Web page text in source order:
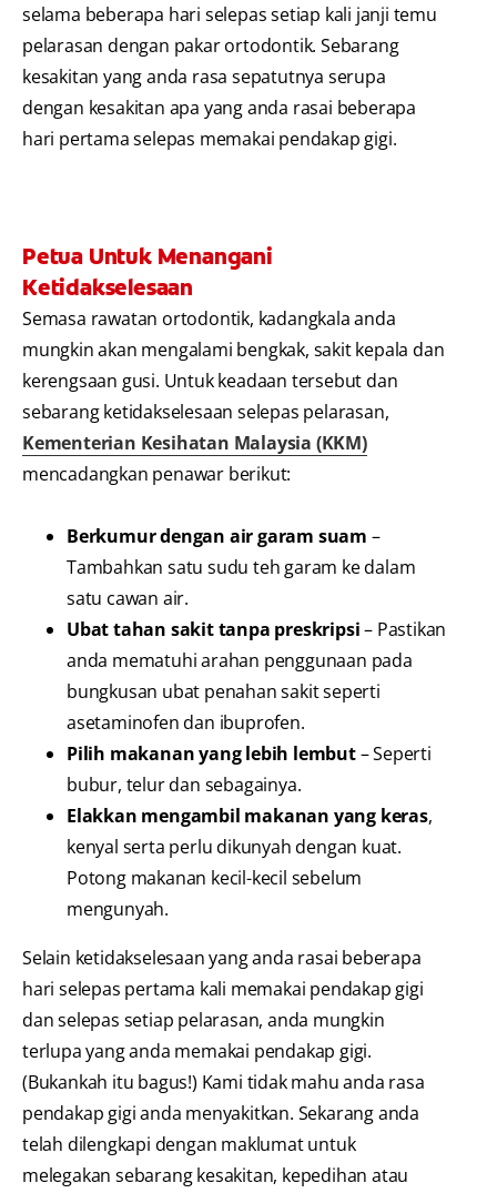
selama beberapa hari selepas setiap kali janji temu
pelarasan dengan pakar ortodontik. Sebarang
kesakitan yang anda rasa sepatutnya serupa
dengan kesakitan apa yang anda rasai beberapa
hari pertama selepas memakai pendakap gigi.
Petua Untuk Menangani
Ketidakselesaan
Semasa rawatan ortodontik, kadangkala anda
mungkin akan mengalami bengkak, sakit kepala dan
kerengsaan gusi. Untuk keadaan tersebut dan
sebarang ketidakselesaan selepas pelarasan,
Kementerian Kesihatan Malaysia (KKM)
mencadangkan penawar berikut:
Berkumur dengan air garam suam –
Tambahkan satu sudu teh garam ke dalam
satu cawan air.
Ubat tahan sakit tanpa preskripsi– Pastikan
anda mematuhi arahan penggunaan pada
bungkusan ubat penahan sakit seperti
asetaminofen dan ibuprofen.
Pilih makanan yang lebih lembut– Seperti
bubur, telur dan sebagainya.
Elakkan mengambil makanan yang keras,
kenyal serta perlu dikunyah dengan kuat.
Potong makanan kecil-kecil sebelum
mengunyah.
Selain ketidakselesaan yang anda rasai beberapa
hari selepas pertama kali memakai pendakap gigi
dan selepas setiap pelarasan, anda mungkin
terlupa yang anda memakai pendakap gigi.
(Bukankah itu bagus!) Kami tidak mahu anda rasa
pendakap gigi anda menyakitkan. Sekarang anda
telah dilengkapi dengan maklumat untuk
melegakan sebarang kesakitan, kepedihan atau